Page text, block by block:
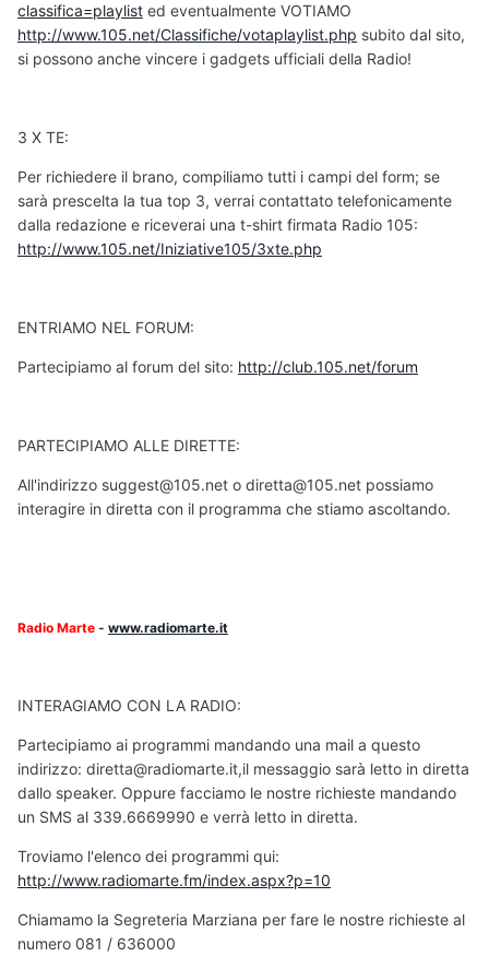
classifica=playlist ed eventualmente VOTIAMO
http://www.105.net/Classifiche/votaplaylist.php subito dal sito,
si possono anche vincere i gadgets ufficiali della Radio!
3 X TE:
Per richiedere il brano, compiliamo tutti i campi del form; se
sarà prescelta la tua top 3, verrai contattato telefonicamente
dalla redazione e riceverai una t-shirt firmata Radio 105:
http://www.105.net/Iniziative105/3xte.php
ENTRIAMO NEL FORUM:
Partecipiamo al forum del sito: http://club.105.net/forum
PARTECIPIAMO ALLE DIRETTE:
All'indirizzo suggest@105.net o diretta@105.net possiamo
interagire in diretta con il programma che stiamo ascoltando.
Radio Marte - www.radiomarte.it
INTERAGIAMO CON LA RADIO:
Partecipiamo ai programmi mandando una mail a questo
indirizzo: diretta@radiomarte.it,il messaggio sarà letto in diretta
dallo speaker. Oppure facciamo le nostre richieste mandando
un SMS al 339.6669990 e verrà letto in diretta.
Troviamo l'elenco dei programmi qui:
http://www.radiomarte.fm/index.aspx?p=10
Chiamamo la Segreteria Marziana per fare le nostre richieste al
numero 081 / 636000